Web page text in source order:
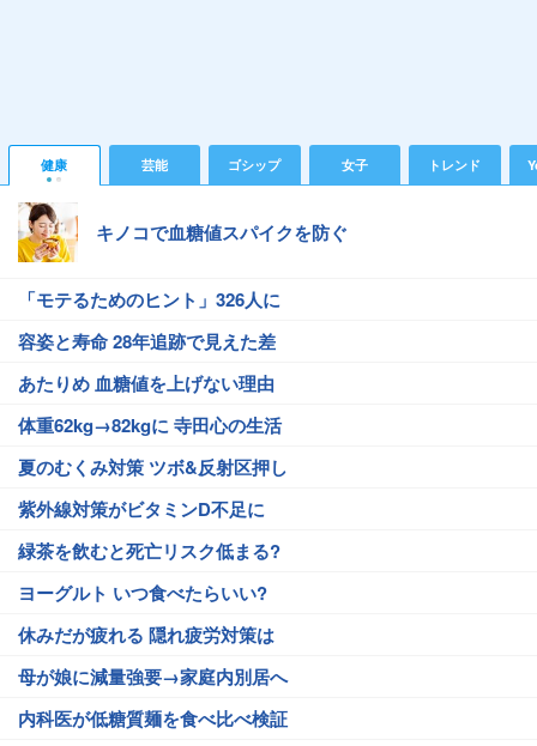
健康 芸能 ゴシップ 女子 トレンド
キノコで血糖値スパイクを防ぐ
「モテるためのヒント」326人に
容姿と寿命 28年追跡で見えた差
あたりめ 血糖値を上げない理由
体重62kg→82kgに 寺田心の生活
夏のむくみ対策 ツボ&反射区押し
紫外線対策がビタミンD不足に
緑茶を飲むと死亡リスク低まる?
ヨーグルト いつ食べたらいい?
休みだが疲れる 隠れ疲労対策は
母が娘に減量強要→家庭内別居へ
内科医が低糖質麺を食べ比べ検証